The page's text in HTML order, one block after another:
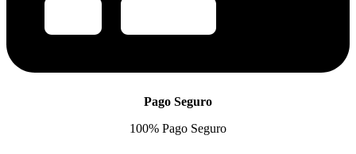
Pago Seguro
100% Pago Seguro